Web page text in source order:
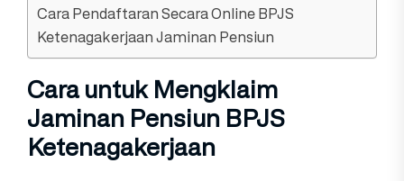
Cara Pendaftaran Secara Online BPJS
Ketenagakerjaan Jaminan Pensiun
Cara untuk Mengklaim
Jaminan Pensiun BPJS
Ketenagakerjaan